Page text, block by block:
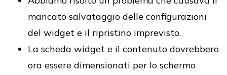
mancato salvataggio delle configurazioni
del widget e il ripristino imprevisto.
La scheda widget e il contenuto dovrebbero
ora essere dimensionati per lo schermo